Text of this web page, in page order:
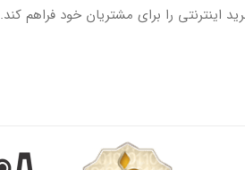
را برای مشتریان خود فراهم کند.